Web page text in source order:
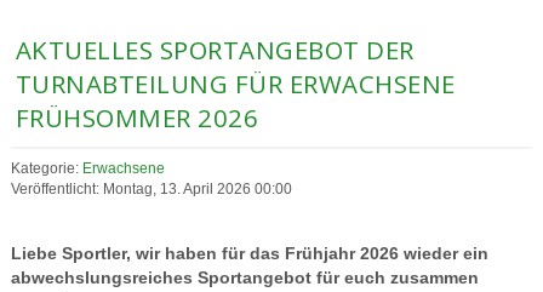
AKTUELLES SPORTANGEBOT DER
TURNABTEILUNG FÜR ERWACHSENE
FRÜHSOMMER 2026
Kategorie: Erwachsene
Veröffentlicht: Montag, 13. April 2026 00:00
Liebe Sportler, wir haben für das Frühjahr 2026 wieder ein
abwechslungsreiches Sportangebot für euch zusammen